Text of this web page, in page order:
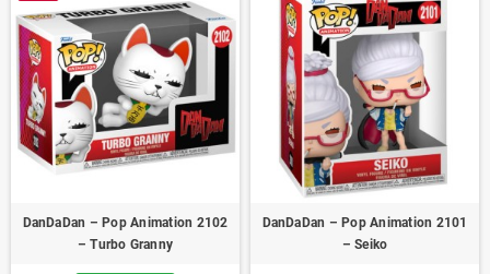
DanDaDan – Pop Animation 2102
– Turbo Granny
DanDaDan – Pop Animation 2101
– Seiko